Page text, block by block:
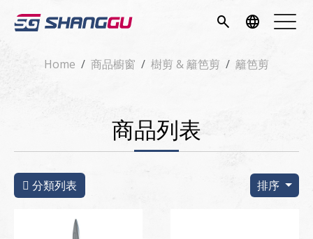
search language
介
區
Home 商品櫥窗 樹剪 & 籬笆剪 籬笆剪
商品列表
分類列表 排序